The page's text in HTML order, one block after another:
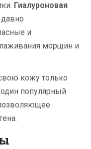
Гиалуроновая
давно
и
морщин и
кожу только
популярный